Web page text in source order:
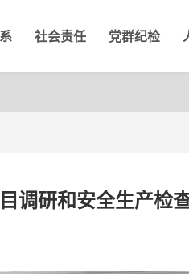
社会责任 党群纪检
调研和安全生产检